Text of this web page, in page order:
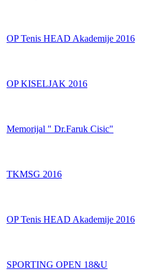
OP Tenis HEAD Akademije 2016
OP KISELJAK 2016
Memorijal " Dr.Faruk Cisic"
TKMSG 2016
OP Tenis HEAD Akademije 2016
SPORTING OPEN 18&U